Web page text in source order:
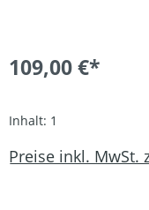
109,00 €*
Inhalt: 1
Preise inkl. MwSt.